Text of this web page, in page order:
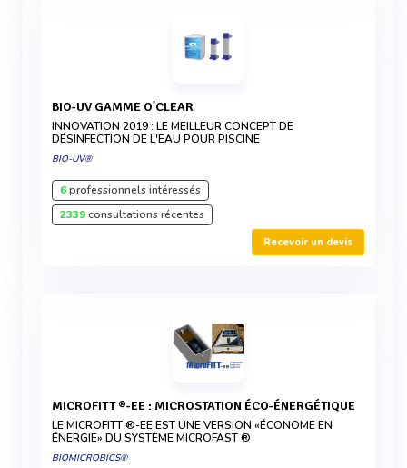
BIO-UV GAMME O'CLEAR
INNOVATION 2019 : LE MEILLEUR CONCEPT DE
DÉSINFECTION DE L'EAU POUR PISCINE
BIO-UV®
6professionnels intéressés
2339consultations récentes
Recevoir un devis
MICROFITT ®-EE : MICROSTATION ÉCO-ÉNERGÉTIQUE
LE MICROFITT ®-EE EST UNE VERSION «ÉCONOME EN
ÉNERGIE» DU SYSTÈME MICROFAST ®
BIOMICROBICS®